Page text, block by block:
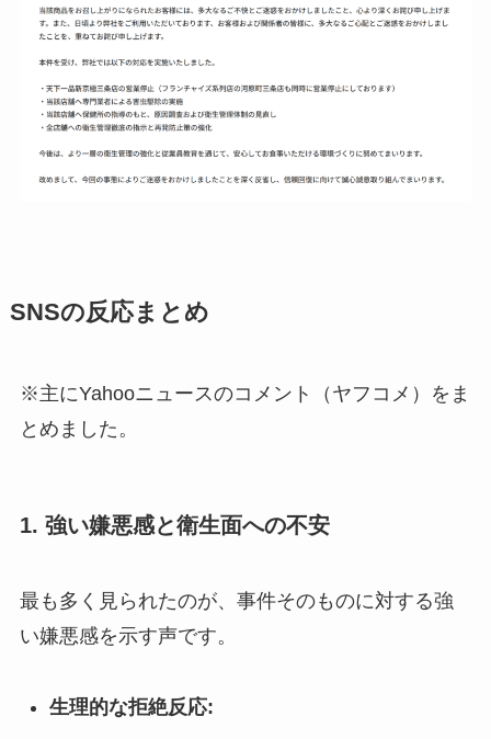
SNSの反応まとめ
※主にYahooニュースのコメント（ヤフコメ）をま
とめました。
1. 強い嫌悪感と衛生面への不安
最も多く見られたのが、事件そのものに対する強
い嫌悪感を示す声です。
生理的な拒絶反応: